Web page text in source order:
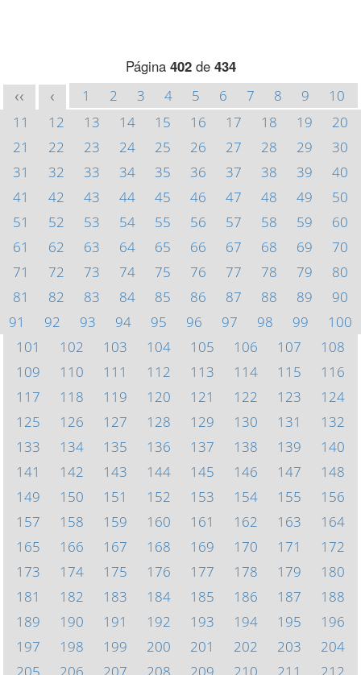
Página 402de 434
<< < 1 2 3 4 5 6 7 8 9
10
11
12 13 14 15 16 17 18 19
20
21
22 23 24 25 26 27 28 29
30
31
32 33 34 35 36 37 38 39
40
41
42 43 44 45 46 47 48 49
50
51
52 53 54 55 56 57 58 59
60
61
62 63 64 65 66 67 68 69
70
71
72 73 74 75 76 77 78 79
80
81
82 83 84 85 86 87 88 89
90
91
92 93 94 95 96 97 98 99
100
101
102 103 104 105 106 107
108
109
110 111 112 113 114 115
116
117
118 119 120 121 122 123
124
125
126 127 128 129 130 131
132
133
134 135 136 137 138 139
140
141
142 143 144 145 146 147
148
149
150 151 152 153 154 155
156
157
158 159 160 161 162 163
164
165
166 167 168 169 170 171
172
173
174 175 176 177 178 179
180
181
182 183 184 185 186 187
188
189
190 191 192 193 194 195
196
197
198 199 200 201 202 203
204